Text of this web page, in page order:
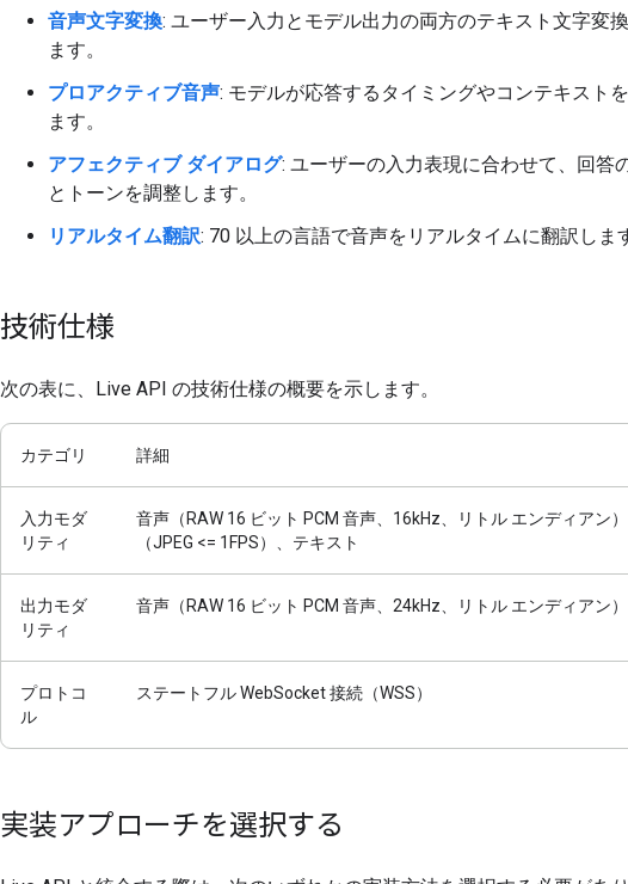
音声文字変換: ユーザー入力とモデル出力の両方のテキスト文字変
ます。
プロアクティブ音声: モデルが応答するタイミングやコンテキスト
ます。
アフェクティブ ダイアログ: ユーザーの入力表現に合わせて、回答
とトーンを調整します。
リアルタイム翻訳: 70 以上の言語で音声をリアルタイムに翻訳しま
技術仕様
次の表に、Live API の技術仕様の概要を示します。
カテゴリ 詳細
入力モダ
リティ
音声（RAW 16 ビット PCM 音声、16kHz、リトル エンディアン
（JPEG <= 1FPS）、テキスト
出力モダ
リティ
音声（RAW 16 ビット PCM 音声、24kHz、リトル エンディアン）
プロトコ
ル
ステートフル WebSocket 接続（WSS）
実装アプローチを選択する